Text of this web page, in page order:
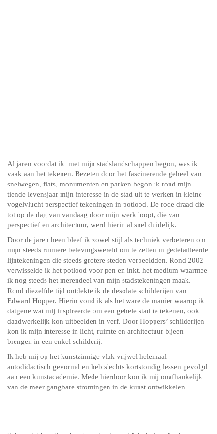
Al jaren voordat ik met mijn stadslandschappen begon, was ik
vaak aan het tekenen. Bezeten door het fascinerende geheel van
snelwegen, flats, monumenten en parken begon ik rond mijn
tiende levensjaar mijn interesse in de stad uit te werken in kleine
vogelvlucht perspectief tekeningen in potlood. De rode draad die
tot op de dag van vandaag door mijn werk loopt, die van
perspectief en architectuur, werd hierin al snel duidelijk.
Door de jaren heen bleef ik zowel stijl als techniek verbeteren om
mijn steeds ruimere belevingswereld om te zetten in gedetailleerde
lijntekeningen die steeds grotere steden verbeeldden. Rond 2002
verwisselde ik het potlood voor pen en inkt, het medium waarmee
ik nog steeds het merendeel van mijn stadstekeningen maak.
Rond diezelfde tijd ontdekte ik de desolate schilderijen van
Edward Hopper. Hierin vond ik als het ware de manier waarop ik
datgene wat mij inspireerde om een gehele stad te tekenen, ook
daadwerkelijk kon uitbeelden in verf. Door Hoppers’ schilderijen
kon ik mijn interesse in licht, ruimte en architectuur bijeen
brengen in een enkel schilderij.
Ik heb mij op het kunstzinnige vlak vrijwel helemaal
autodidactisch gevormd en heb slechts kortstondig lessen gevolgd
aan een kunstacademie. Mede hierdoor kon ik mij onafhankelijk
van de meer gangbare stromingen in de kunst ontwikkelen.